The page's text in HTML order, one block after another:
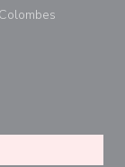
((ouvre une